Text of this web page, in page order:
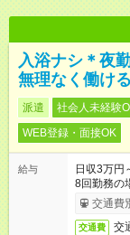
入浴ナシ＊夜
無理なく働ける
派遣 社会人未経験
WEB登録・面接OK
給与
日収3万円
8回勤務の
交通費
交通費
交